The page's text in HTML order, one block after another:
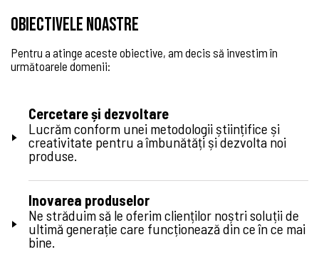
Obiectivele noastre
Pentru a atinge aceste obiective, am decis să investim în
următoarele domenii:
Cercetare și dezvoltare
Lucrăm conform unei metodologii științifice și
creativitate pentru a îmbunătăți și dezvolta noi
produse.
Inovarea produselor
Ne străduim să le oferim clienților noștri soluții de
ultimă generație care funcționează din ce în ce mai
bine.